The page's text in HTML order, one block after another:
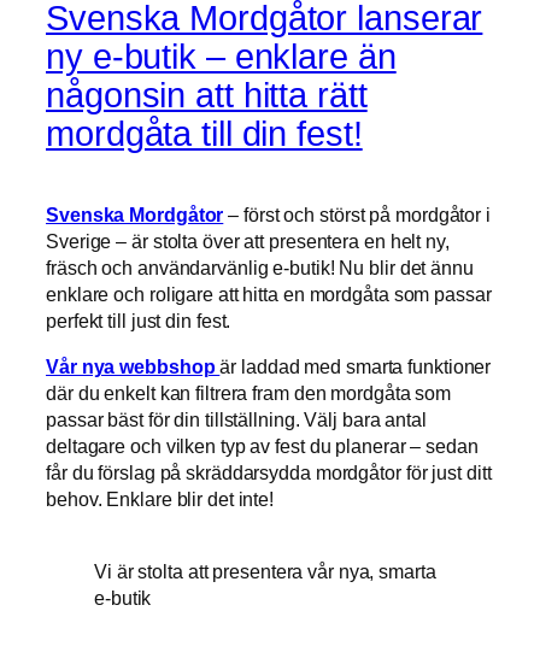
Svenska Mordgåtor lanserar
ny e-butik – enklare än
någonsin att hitta rätt
mordgåta till din fest!
Svenska Mordgåtor – först och störst på mordgåtor i
Sverige – är stolta över att presentera en helt ny,
fräsch och användarvänlig e-butik! Nu blir det ännu
enklare och roligare att hitta en mordgåta som passar
perfekt till just din fest.
Vår nya webbshopär laddad med smarta funktioner
där du enkelt kan filtrera fram den mordgåta som
passar bäst för din tillställning. Välj bara antal
deltagare och vilken typ av fest du planerar – sedan
får du förslag på skräddarsydda mordgåtor för just ditt
behov. Enklare blir det inte!
Vi är stolta att presentera vår nya, smarta
e-butik